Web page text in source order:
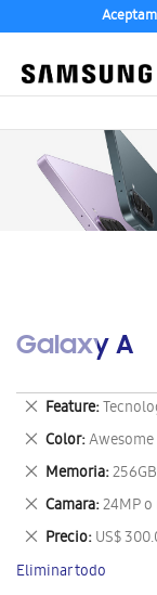
Galaxy A
Feature
Eliminar
este
artículo
Color
Eliminar
este
artículo
Memoria 256GB
Eliminar
este
artículo
Camara 24MP o
Eliminar
este
artículo
Precio US$
Eliminar
este
artículo
Eliminar todo